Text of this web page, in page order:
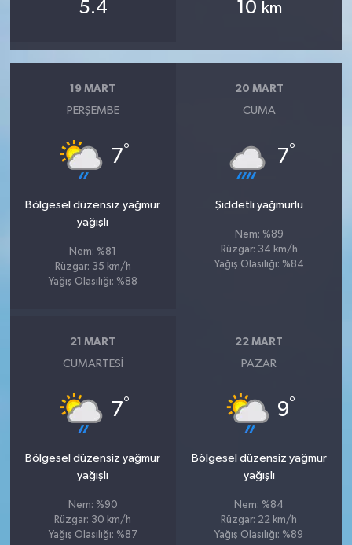
5.4 10 km
19 MART
PERŞEMBE
7°
Bölgesel düzensiz yağmur
yağışlı
Nem: %81
Rüzgar: 35 km/h
Yağış Olasılığı: %88
20 MART
CUMA
7°
Şiddetli yağmurlu
Nem: %89
Rüzgar: 34 km/h
Yağış Olasılığı: %84
21 MART
CUMARTESI
7°
Bölgesel düzensiz yağmur
yağışlı
Nem: %90
Rüzgar: 30 km/h
Yağış Olasılığı: %87
22 MART
PAZAR
9°
Bölgesel düzensiz yağmur
yağışlı
Nem: %84
Rüzgar: 22 km/h
Yağış Olasılığı: %89